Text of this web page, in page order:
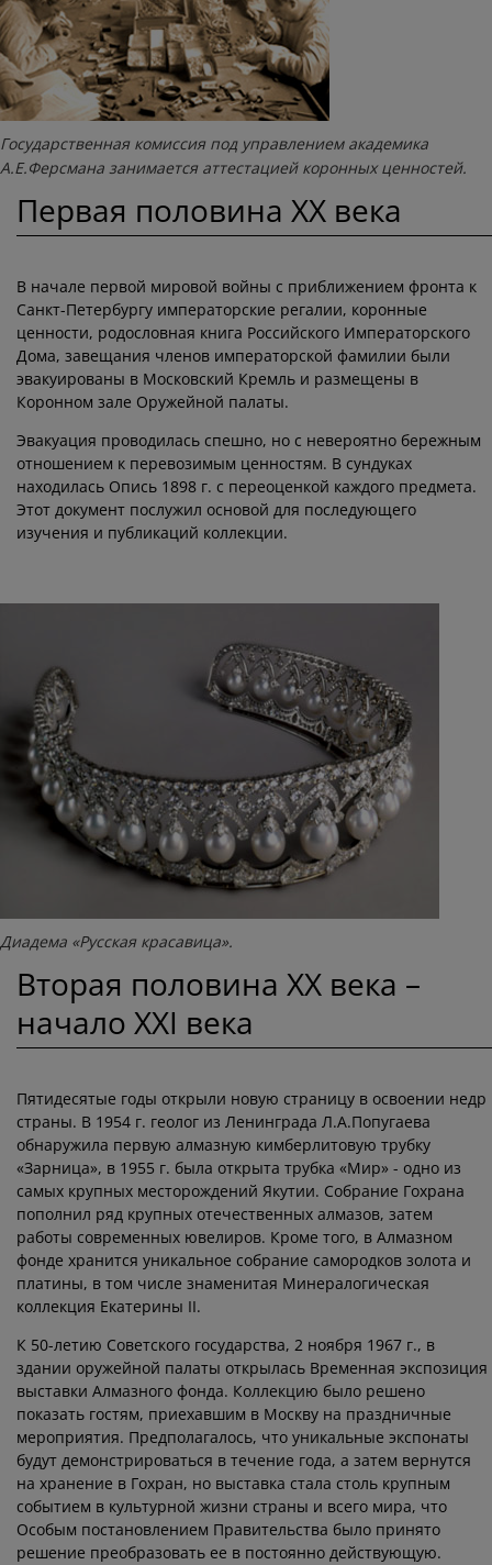
Государственная комиссия под управлением академика
А.Е.Ферсмана занимается аттестацией коронных ценностей.
Первая половина XX века
В начале первой мировой войны с приближением фронта к
Санкт-Петербургу императорские регалии, коронные
ценности, родословная книга Российского Императорского
Дома, завещания членов императорской фамилии были
эвакуированы в Московский Кремль и размещены в
Коронном зале Оружейной палаты.
Эвакуация проводилась спешно, но с невероятно бережным
отношением к перевозимым ценностям. В сундуках
находилась Опись 1898 г. с переоценкой каждого предмета.
Этот документ послужил основой для последующего
изучения и публикаций коллекции.
Диадема «Русская красавица».
Вторая половина XX века –
начало XXI века
Пятидесятые годы открыли новую страницу в освоении недр
страны. В 1954 г. геолог из Ленинграда Л.А.Попугаева
обнаружила первую алмазную кимберлитовую трубку
«Зарница», в 1955 г. была открыта трубка «Мир» - одно из
самых крупных месторождений Якутии. Собрание Гохрана
пополнил ряд крупных отечественных алмазов, затем
работы современных ювелиров. Кроме того, в Алмазном
фонде хранится уникальное собрание самородков золота и
платины, в том числе знаменитая Минералогическая
коллекция Екатерины II.
К 50-летию Советского государства, 2 ноября 1967 г., в
здании оружейной палаты открылась Временная экспозиция
выставки Алмазного фонда. Коллекцию было решено
показать гостям, приехавшим в Москву на праздничные
мероприятия. Предполагалось, что уникальные экспонаты
будут демонстрироваться в течение года, а затем вернутся
на хранение в Гохран, но выставка стала столь крупным
событием в культурной жизни страны и всего мира, что
Особым постановлением Правительства было принято
решение преобразовать ее в постоянно действующую.